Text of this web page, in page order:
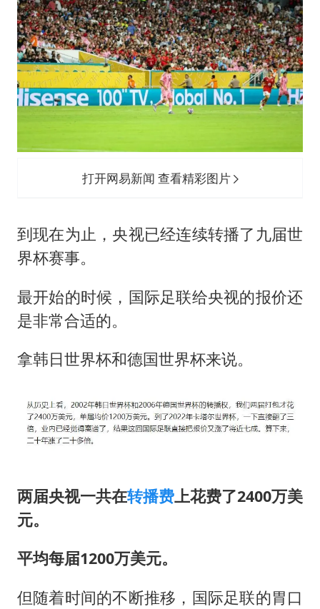
打开网易新闻 查看精彩图片
到现在为止，央视已经连续转播了九届世
界杯赛事。
最开始的时候，国际足联给央视的报价还
是非常合适的。
拿韩日世界杯和德国世界杯来说。
两届央视一共在转播费上花费了2400万美
元。
平均每届1200万美元。
但随着时间的不断推移，国际足联的胃口